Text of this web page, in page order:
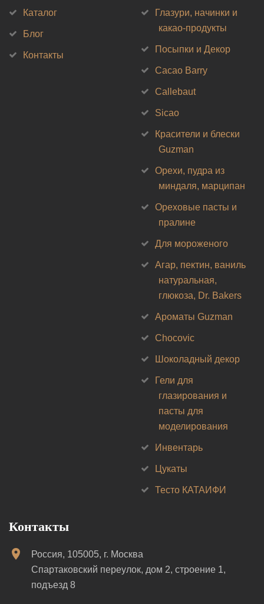
Каталог
Блог
Контакты
Глазури, начинки и
какао-продукты
Посыпки и Декор
Cacao Barry
Callebaut
Sicao
Красители и блески
Guzman
Орехи, пудра из
миндаля, марципан
Ореховые пасты и
пралине
Для мороженого
Агар, пектин, ваниль
натуральная,
глюкоза, Dr. Bakers
Ароматы Guzman
Chocovic
Шоколадный декор
Гели для
глазирования и
пасты для
моделирования
Инвентарь
Цукаты
Тесто КАТАИФИ
Контакты
Россия, 105005, г. Москва
Спартаковский переулок, дом 2, строение 1,
подъезд 8